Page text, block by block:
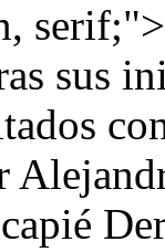
sus